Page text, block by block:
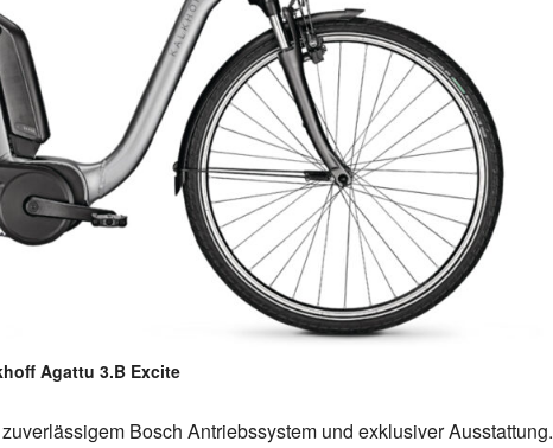
Agattu 3.B Excite
Bosch Antriebssystem und exklusiver Ausstattung.